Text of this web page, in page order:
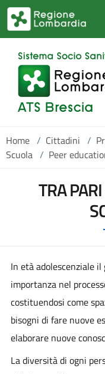
Salta al contenuto
Home / Cittadini /
Scuola / Peer
TRA
In età adolescenziale
importanza nel
costituendosi come
bisogni di fare nuove
elaborare nuove
La diversità di ogni